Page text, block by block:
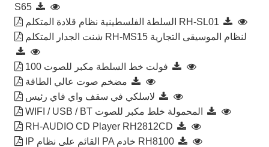
S65
السلطة الفلسطينية نظام قلادة المتكلم RH-SL01
شنت الجدار المتكلم RH-MS15 لنظام الموسيقى التجارية
100 فولت خط السلطة مكبر للصوت
مضخم صوت عالي الطاقة
لاسلكي في سقف واي فاي رئيس
WIFI / USB / BT المحمولة خلط مكبر للصوت
RH-AUDIO CD Player RH2812CD
IP القائم على نظام PA خادم RH8100